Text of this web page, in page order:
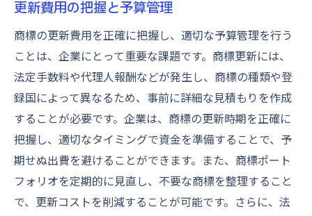
商標使用が競争力に与える影響
レビュー結果を基にした戦略的改善案
商標価値を高めるための継続的評価
商標更新が企業のブランド価値に与える影響
商標更新によるブランド力の強化
企業イメージ向上に寄与する更新戦略
顧客信頼性を維持するための商標管理
競合他社との差別化を図る手法
更新費用の把握と予算管理
商標の更新費用を正確に把握し、適切な予算管理を行う
ことは、企業にとって重要な課題です。商標更新には、
法定手数料や代理人報酬などが発生し、商標の種類や登
録国によって異なるため、事前に詳細な見積もりを作成
することが必要です。企業は、商標の更新時期を正確に
把握し、適切なタイミングで資金を準備することで、予
期せぬ出費を避けることができます。また、商標ポート
フォリオを定期的に見直し、不要な商標を整理すること
で、更新コストを削減することが可能です。さらに、法